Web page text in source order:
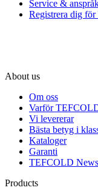
Service &
Registrera dig
About us
Om oss
Varför
Vi levererar
Bästa betyg i
Kataloger
Garanti
TEFCOLD News
Products